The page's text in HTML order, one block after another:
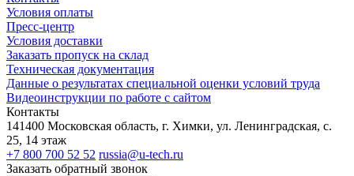
Условия оплаты
Пресс-центр
Условия доставки
Заказать пропуск на склад
Техническая документация
Данные о результатах специальной оценки условий труда
Видеоинструкции по работе с сайтом
Контакты
141400 Московская область, г. Химки, ул. Ленинградская, с.
25, 14 этаж
+7 800 700 52 52 russia@u-tech.ru
Заказать обратный звонок